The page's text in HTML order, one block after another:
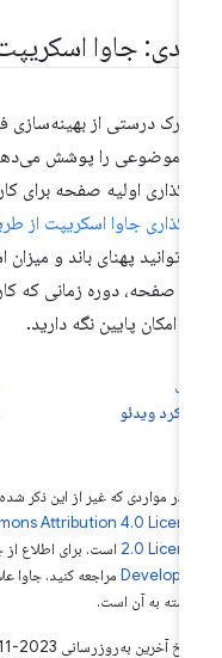
جاوا اسکریپت
درک درستی از بهینه‌سازی
موضوعی را پوشش می‌دهد که
اولیه صفحه برای
جاوا اسکریپت از طریق
صفحه، دوره زمانی که کاربران
امکان پایین نگه دارید.
ویدئو
در مواردی که غیر از این ذکر شده
Attribution 4.0
2.0است. برای اطلاع از
به آن است.
آخرین به‌روزرسانی 2023-11-01 به‌وقت ساعت هماهنگ جهانی.